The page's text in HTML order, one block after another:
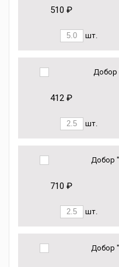
510 ₽
шт.
Добор
412 ₽
шт.
Добор
710 ₽
шт.
Добор